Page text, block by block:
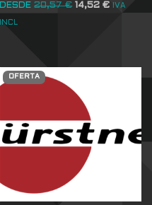
DESDE 20,57€ 14,52€ IVA
INCL
OFERTA